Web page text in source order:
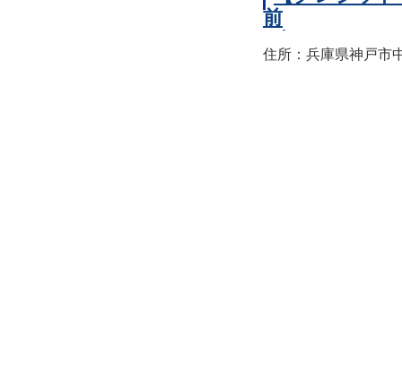
前
住所：兵庫県神戸市